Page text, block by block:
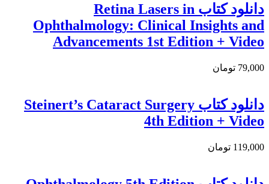
دانلود کتاب Retina Lasers in
Ophthalmology: Clinical Insights and
Advancements 1st Edition + Video
79,000 تومان
دانلود كتاب Steinert’s Cataract Surgery
4th Edition + Video
119,000 تومان